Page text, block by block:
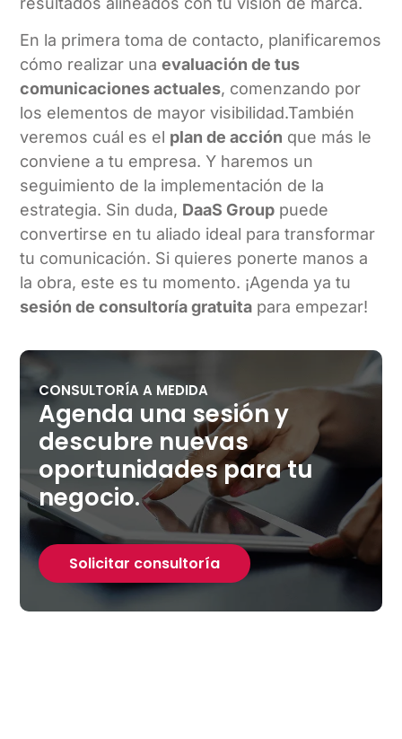
En la primera toma de contacto, planificaremos
cómo realizar unaevaluación de tus
comunicaciones actuales, comenzando por
los elementos de mayor visibilidad.También
veremos cuál es el plan de acción que más le
conviene a tu empresa. Y haremos un
seguimiento de la implementación de la
estrategia. Sin duda, DaaS Group puede
convertirse en tu aliado ideal para transformar
tu comunicación. Si quieres ponerte manos a
la obra, este es tu momento. ¡Agenda ya tu
sesión de consultoría gratuita para empezar!
CONSULTORÍA A MEDIDA
Agenda una sesión y
descubre nuevas
oportunidades para tu
negocio.
Solicitar consultoría